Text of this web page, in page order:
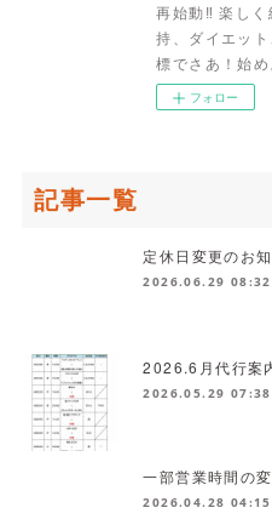
再始動‼ 楽し
持、ダイエッ
標でさあ！始
フォロー
記事一覧
定休日変更のお
2026.06.29 08:32
2026.6月代行案
2026.05.29 07:38
一部営業時間の
2026.04.28 04:15